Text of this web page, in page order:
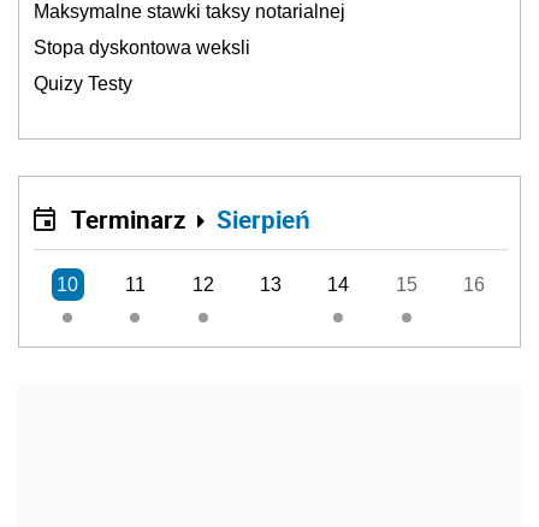
Maksymalne stawki taksy notarialnej
Stopa dyskontowa weksli
Quizy Testy
Terminarz Sierpień
10 11 12 13 14 15 16